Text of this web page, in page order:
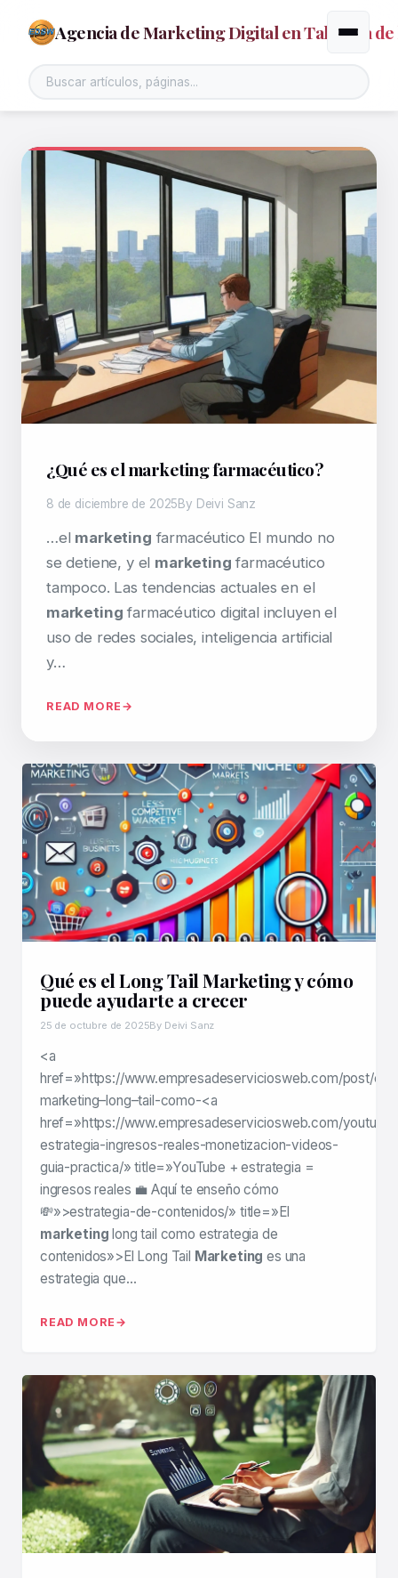
Agencia de Marketing Digital en Talavera de
Alternar
¿Qué es el marketing farmacéutico?
8 de diciembre de 2025By Deivi Sanz
…el marketing farmacéutico El mundo no
se detiene, y el marketing farmacéutico
tampoco. Las tendencias actuales en el
marketing farmacéutico digital incluyen el
uso de redes sociales, inteligencia artificial
y…
READ MORE
Qué es el Long Tail Marketing y cómo
puede ayudarte a crecer
25 de octubre de 2025By Deivi Sanz
<a
href=»https://www.empresadeserviciosweb.com/post/el-
marketing–long–tail-como-<a
href=»https://www.empresadeserviciosweb.com/youtube-
estrategia-ingresos-reales-monetizacion-videos-
guia-practica/» title=»YouTube + estrategia =
ingresos reales 💼 Aquí te enseño cómo
💸»>estrategia-de-contenidos/» title=»El
marketing long tail como estrategia de
contenidos»>El Long Tail Marketing es una
estrategia que…
READ MORE